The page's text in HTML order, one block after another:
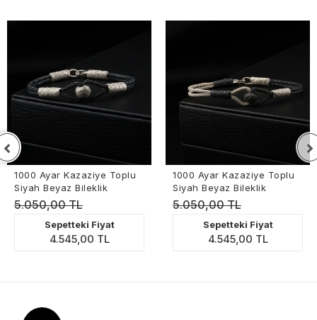
1000 Ayar Kazaziye Toplu
Siyah Beyaz Bileklik
5.050,00 TL
Sepetteki Fiyat
4.545,00 TL
1000 Ayar Kazaziye Toplu
Siyah Beyaz Bileklik
5.050,00 TL
Sepetteki Fiyat
4.545,00 TL